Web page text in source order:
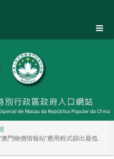
門物價情報站”應用程式篩出最低